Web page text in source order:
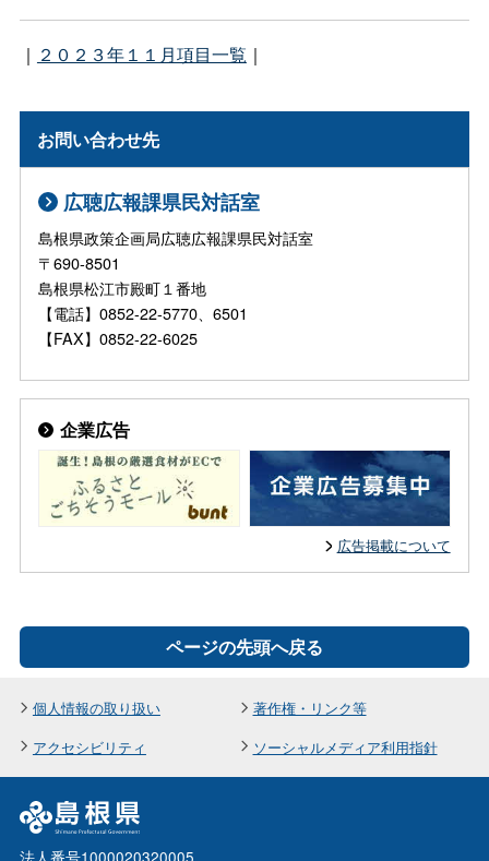
｜ ２０２３年１１月項目一覧 ｜
お問い合わせ先
広聴広報課県民対話室
島根県政策企画局広聴広報課県民対話室
〒690-8501
島根県松江市殿町１番地
【電話】0852-22-5770、6501
【FAX】0852-22-6025
企業広告
広告掲載について
ページの先頭へ戻る
個人情報の取り扱い
著作権・リンク等
アクセシビリティ
ソーシャルメディア利用指針